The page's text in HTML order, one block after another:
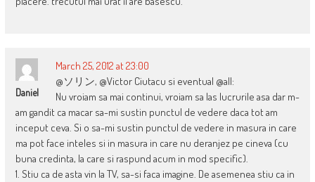
Daniel
March 25, 2012 at 23:00
@ソリン, @Victor Ciutacu si eventual @all:
Nu vroiam sa mai continui, vroiam sa las lucrurile asa dar m-
am gandit ca macar sa-mi sustin punctul de vedere daca tot am
inceput ceva. Si o sa-mi sustin punctul de vedere in masura in care
ma pot face inteles si in masura in care nu deranjez pe cineva (cu
buna credinta, la care si raspund acum in mod specific).
1. Stiu ca de asta vin la TV, sa-si faca imagine. De asemenea stiu ca in